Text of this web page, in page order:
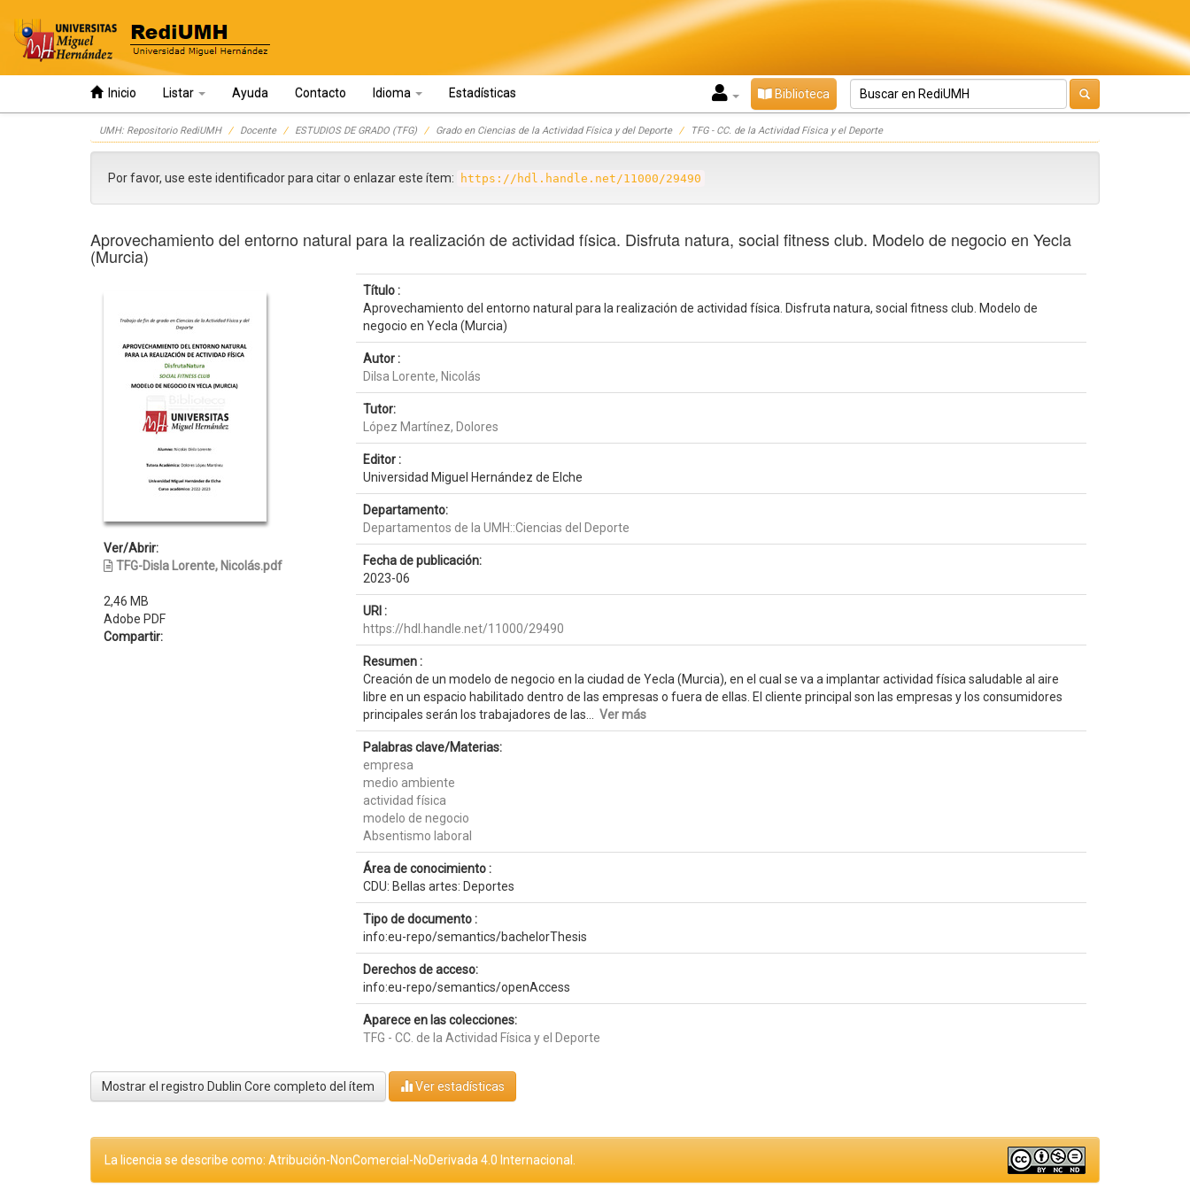
Inicio Listar Ayuda Contacto Idioma Estadísticas Biblioteca
UMH: Repositorio RediUMH Docente ESTUDIOS DE GRADO (TFG) Grado en Ciencias de la Actividad Física y del Deporte TFG - CC. de la Actividad Física y el Deporte
Por favor, use este identificador para citar o enlazar este ítem: https://hdl.handle.net/11000/29490
Aprovechamiento del entorno natural para la realización de actividad física. Disfruta natura, social fitness club. Modelo de negocio en Yecla
(Murcia)
Ver/Abrir:
TFG-Disla Lorente, Nicolás.pdf
2,46 MB
Adobe PDF
Compartir:
Título :
Aprovechamiento del entorno natural para la realización de actividad física. Disfruta natura, social fitness club. Modelo de
negocio en Yecla (Murcia)
Autor :
Dilsa Lorente, Nicolás
Tutor:
López Martínez, Dolores
Editor :
Universidad Miguel Hernández de Elche
Departamento:
Departamentos de la UMH::Ciencias del Deporte
Fecha de publicación:
2023-06
URI :
https://hdl.handle.net/11000/29490
Resumen :
Creación de un modelo de negocio en la ciudad de Yecla (Murcia), en el cual se va a implantar actividad física saludable al aire
libre en un espacio habilitado dentro de las empresas o fuera de ellas. El cliente principal son las empresas y los consumidores
principales serán los trabajadores de las... Ver más
Palabras clave/Materias:
empresa
medio ambiente
actividad física
modelo de negocio
Absentismo laboral
Área de conocimiento :
CDU: Bellas artes: Deportes
Tipo de documento :
info:eu-repo/semantics/bachelorThesis
Derechos de acceso:
info:eu-repo/semantics/openAccess
Aparece en las colecciones:
TFG - CC. de la Actividad Física y el Deporte
Mostrar el registro Dublin Core completo del ítem Ver estadísticas
La licencia se describe como: Atribución-NonComercial-NoDerivada 4.0 Internacional.